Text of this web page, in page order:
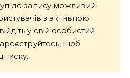
до запису можливий
з активною
у свій особистий
, щоб